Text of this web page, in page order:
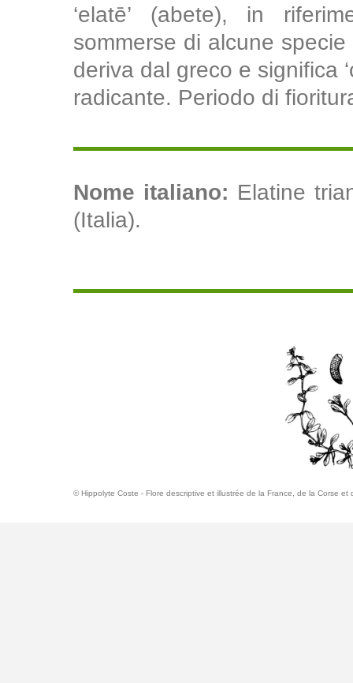
‘elatē’ (abete), in
sommerse di alcune
deriva dal greco e significa
radicante. Periodo di
Nome italiano: Elatine
(Italia).
© Hippolyte Coste - Flore descriptive et illustrée de la France, de la Corse